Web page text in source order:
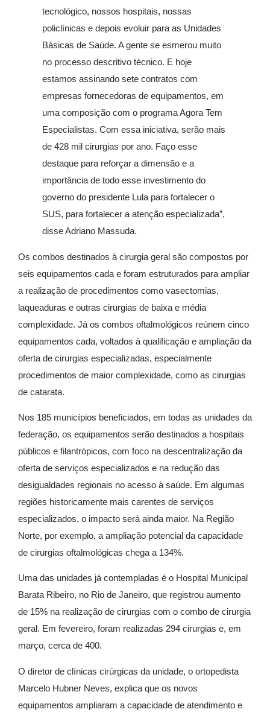
tecnológico, nossos hospitais, nossas
policlínicas e depois evoluir para as Unidades
Básicas de Saúde. A gente se esmerou muito
no processo descritivo técnico. E hoje
estamos assinando sete contratos com
empresas fornecedoras de equipamentos, em
uma composição com o programa Agora Tem
Especialistas. Com essa iniciativa, serão mais
de 428 mil cirurgias por ano. Faço esse
destaque para reforçar a dimensão e a
importância de todo esse investimento do
governo do presidente Lula para fortalecer o
SUS, para fortalecer a atenção especializada”,
disse Adriano Massuda.
Os combos destinados à cirurgia geral são compostos por
seis equipamentos cada e foram estruturados para ampliar
a realização de procedimentos como vasectomias,
laqueaduras e outras cirurgias de baixa e média
complexidade. Já os combos oftalmológicos reúnem cinco
equipamentos cada, voltados à qualificação e ampliação da
oferta de cirurgias especializadas, especialmente
procedimentos de maior complexidade, como as cirurgias
de catarata.
Nos 185 municípios beneficiados, em todas as unidades da
federação, os equipamentos serão destinados a hospitais
públicos e filantrópicos, com foco na descentralização da
oferta de serviços especializados e na redução das
desigualdades regionais no acesso à saúde. Em algumas
regiões historicamente mais carentes de serviços
especializados, o impacto será ainda maior. Na Região
Norte, por exemplo, a ampliação potencial da capacidade
de cirurgias oftalmológicas chega a 134%.
Uma das unidades já contempladas é o Hospital Municipal
Barata Ribeiro, no Rio de Janeiro, que registrou aumento
de 15% na realização de cirurgias com o combo de cirurgia
geral. Em fevereiro, foram realizadas 294 cirurgias e, em
março, cerca de 400.
O diretor de clínicas cirúrgicas da unidade, o ortopedista
Marcelo Hubner Neves, explica que os novos
equipamentos ampliaram a capacidade de atendimento e